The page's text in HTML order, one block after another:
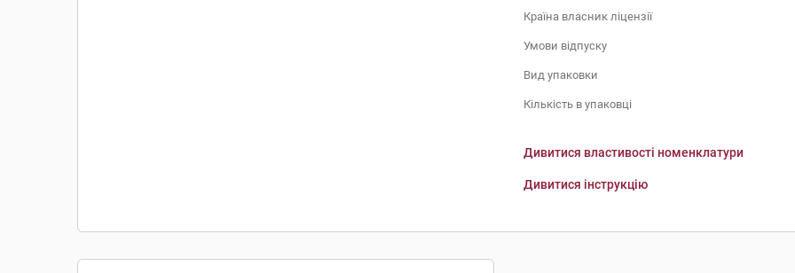
Країна власник ліцензії
Умови відпуску
Вид упаковки
Кількість в упаковці
Дивитися властивості номенклатури
Дивитися інструкцію